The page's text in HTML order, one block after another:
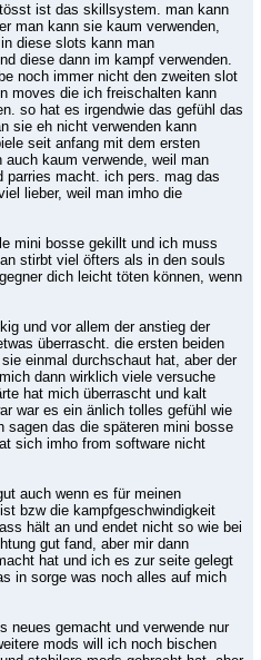
ist das skillsystem. man kann
man kann sie kaum verwenden,
diese slots kann man
diese dann im kampf verwenden.
noch immer nicht den zweiten slot
moves die ich freischalten kann
so hat es irgendwie das gefühl das
sie eh nicht verwenden kann
seit anfang mit dem ersten
kaum verwende, weil man
parries macht. ich pers. mag das
lieber, weil man imho die
mini bosse gekillt und ich muss
stirbt viel öfters als in den souls
dich leicht töten können, wenn
und vor allem der anstieg der
überrascht. die ersten beiden
einmal durchschaut hat, aber der
dann wirklich viele versuche
hat mich überrascht und kalt
war es ein änlich tolles gefühl wie
das die späteren mini bosse
sich imho from software nicht
auch wenn es für meinen
bzw die kampfgeschwindigkeit
hält an und endet nicht so wie bei
gut fand, aber mir dann
hat und ich es zur seite gelegt
in sorge was noch alles auf mich
neues gemacht und verwende nur
mods will ich noch bischen